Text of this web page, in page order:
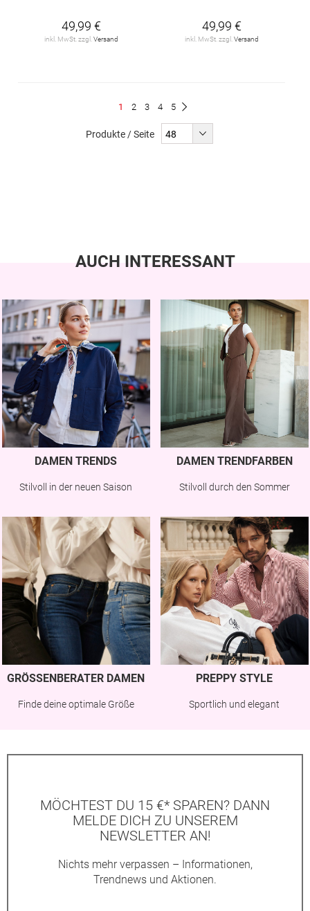
49,99 €
inkl. MwSt. zzgl. Versand
49,99 €
inkl. MwSt. zzgl. Versand
Du
1 Seite
2 Seite
3 Seite
4 Seite
5
Produkte / Seite
AUCH INTERESSANT
DAMEN TRENDS
Stilvoll in der neuen Saison
DAMEN TRENDFARBEN
Stilvoll durch den Sommer
GRÖSSENBERATER DAMEN
Finde deine optimale Größe
PREPPY STYLE
Sportlich und elegant
MÖCHTEST DU 15 €* SPAREN? DANN
MELDE DICH ZU UNSEREM
NEWSLETTER AN!
Nichts mehr verpassen – Informationen,
Trendnews und Aktionen.